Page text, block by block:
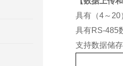
具有（4～20
具有RS-485
支持数据储